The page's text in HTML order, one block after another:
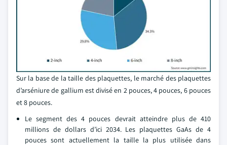
Sur la base de la taille des plaquettes, le marché des plaquettes
d’arséniure de gallium est divisé en 2 pouces, 4 pouces, 6 pouces
et 8 pouces.
Le segment des 4 pouces devrait atteindre plus de 410
millions de dollars d’ici 2034. Les plaquettes GaAs de 4
pouces sont actuellement la taille la plus utilisée dans